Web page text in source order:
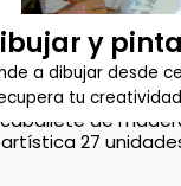
y
a dibujar desde
tu creatividad
27
Maimeri
Inicio
Productos
de
27